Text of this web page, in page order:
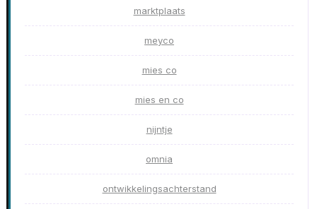
marktplaats
meyco
mies co
mies en co
nijntje
omnia
ontwikkelingsachterstand